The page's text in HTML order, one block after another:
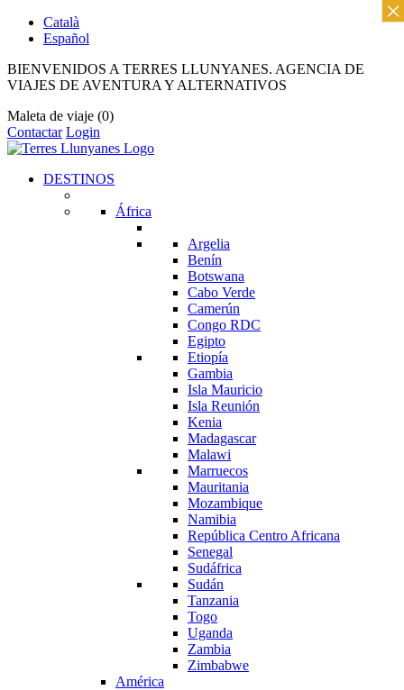
Català
Español
BIENVENIDOS A TERRES LLUNYANES. AGENCIA DE
VIAJES DE AVENTURA Y ALTERNATIVOS
Maleta de viaje (0)
Contactar Login
DESTINOS
África
Argelia
Benín
Botswana
Cabo Verde
Camerún
Congo RDC
Egipto
Etiopía
Gambia
Isla Mauricio
Isla Reunión
Kenia
Madagascar
Malawi
Marruecos
Mauritania
Mozambique
Namibia
República Centro Africana
Senegal
Sudáfrica
Sudán
Tanzania
Togo
Uganda
Zambia
Zimbabwe
América
×